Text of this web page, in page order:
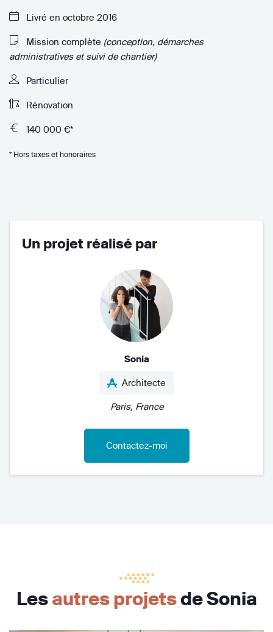
Livré en octobre 2016
Mission complète (conception, démarches
administratives et suivi de chantier)
Particulier
Rénovation
140 000 €*
* Hors taxes et honoraires
Un projet réalisé par
Sonia
Architecte
Paris, France
Contactez-moi
Lesautres projetsde Sonia